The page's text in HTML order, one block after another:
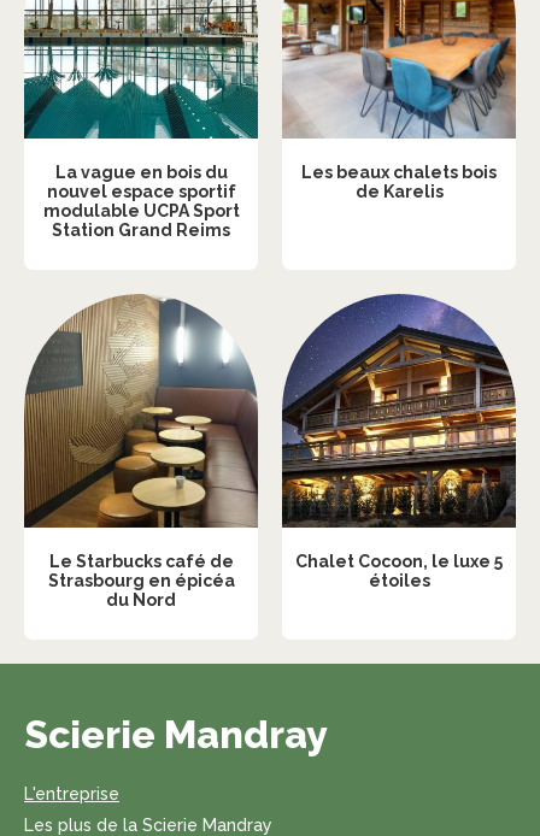
La vague en bois du
nouvel espace sportif
modulable UCPA Sport
Station Grand Reims
Les beaux chalets bois
de Karelis
Le Starbucks café de
Strasbourg en épicéa
du Nord
Chalet Cocoon, le luxe 5
étoiles
Scierie Mandray
L'entreprise
Les plus de la Scierie Mandray